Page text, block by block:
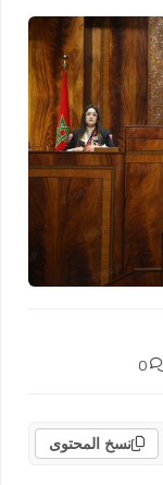
0
نسخ المحتوى